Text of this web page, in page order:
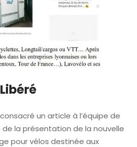
un article à l’équipe de
de la présentation de la nouvelle
pour vélos destinée aux